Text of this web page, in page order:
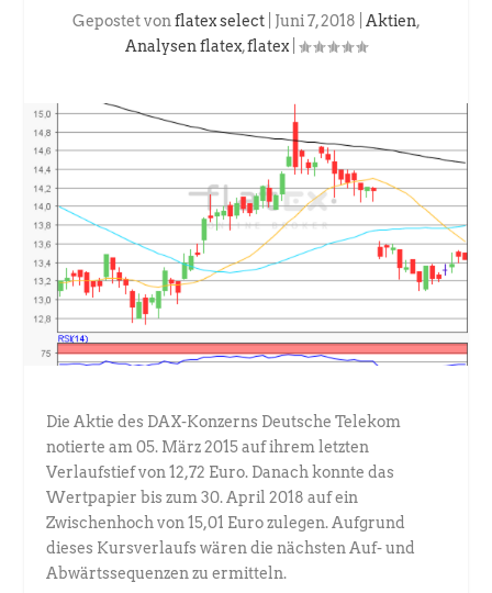
Gepostet vonflatex select| Juni 7, 2018 Aktien,
Analysen flatex,flatex
Die Aktie des DAX-Konzerns Deutsche Telekom
notierte am 05. März 2015 auf ihrem letzten
Verlaufstief von 12,72 Euro. Danach konnte das
Wertpapier bis zum 30. April 2018 auf ein
Zwischenhoch von 15,01 Euro zulegen. Aufgrund
dieses Kursverlaufs wären die nächsten Auf- und
Abwärtssequenzen zu ermitteln.